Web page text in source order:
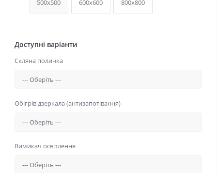
500x500 600x600 800x800
Доступні варіанти
Скляна поличка
Обігрів дзеркала (антизапотівання)
Вимикач освітлення